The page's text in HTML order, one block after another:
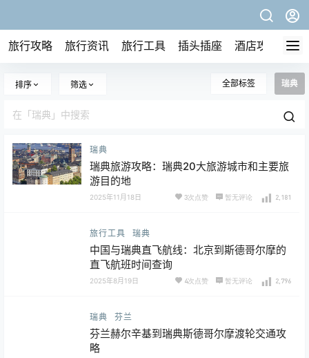
旅行攻略 旅行资讯 旅行工具 插头插座 酒店攻略
排序 筛选 全部标签 瑞典
瑞典
瑞典旅游攻略：瑞典20大旅游城市和主要旅
游目的地
2025年11月18日 3次点赞 暂无评论 2,181
旅行工具 瑞典
中国与瑞典直飞航线：北京到斯德哥尔摩的
直飞航班时间查询
2025年8月19日 4次点赞 暂无评论 2,796
瑞典 芬兰
芬兰赫尔辛基到瑞典斯德哥尔摩渡轮交通攻
略